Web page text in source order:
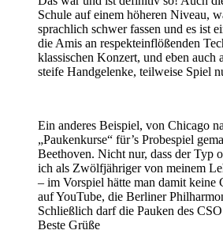
Schule auf einem höheren Niveau,
sprachlich schwer fassen und es ist
die Amis an respekteinflößenden
klassischen Konzert, und eben
steife Handgelenke, teilweise Spiel
Ein anderes Beispiel, von Chicago
„Paukenkurse“ für’s Probespiel
Beethoven. Nicht nur, dass der Typ
ich als Zwölfjähriger von meinem
– im Vorspiel hätte man damit keine
auf YouTube, die Berliner
Schließlich darf die Pauken des
Beste Grüße